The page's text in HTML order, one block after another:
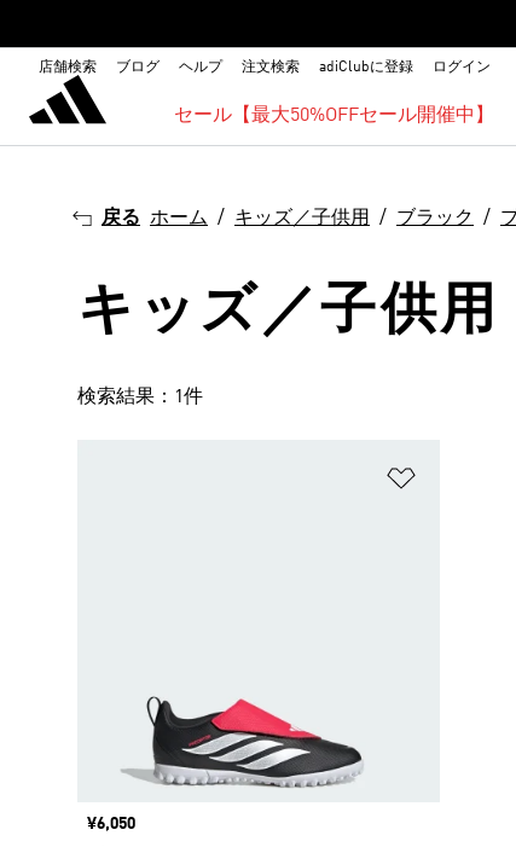
店舗検索 ブログ ヘルプ 注文検索 adiClubに登録 ログイン
セール【最大50%OFFセール開催中】
戻る ホーム キッズ／子供用 ブラック
キッズ／子供用
検索結果：1件
価格
¥6,050